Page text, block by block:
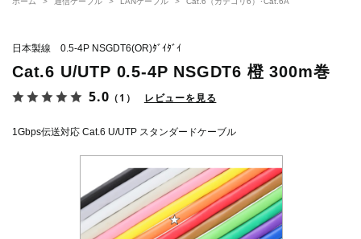
日本製線 0.5-4P NSGDT6(OR)ﾀﾞｲﾀﾞｲ
Cat.6 U/UTP 0.5-4P NSGDT6 橙 300m巻
5.0 （1） レビューを見る
1Gbps伝送対応 Cat.6 U/UTP スタンダードケーブル